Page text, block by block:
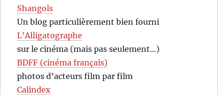
Shangols
Un blog particulièrement bien fourni
L’Alligatographe
sur le cinéma (mais pas seulement…)
BDFF (cinéma français)
photos d’acteurs film par film
Calindex